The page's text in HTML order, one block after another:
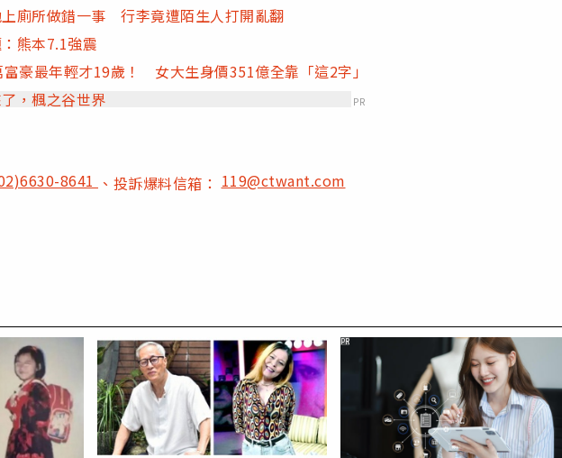
廁所做錯一事 行李竟遭陌生人打開亂翻
熊本7.1強震
豪最年輕才19歲！ 女大生身價351億全靠「這2字」
，楓之谷世界
PR
8641 、投訴爆料信箱：119@ctwant.com
PR